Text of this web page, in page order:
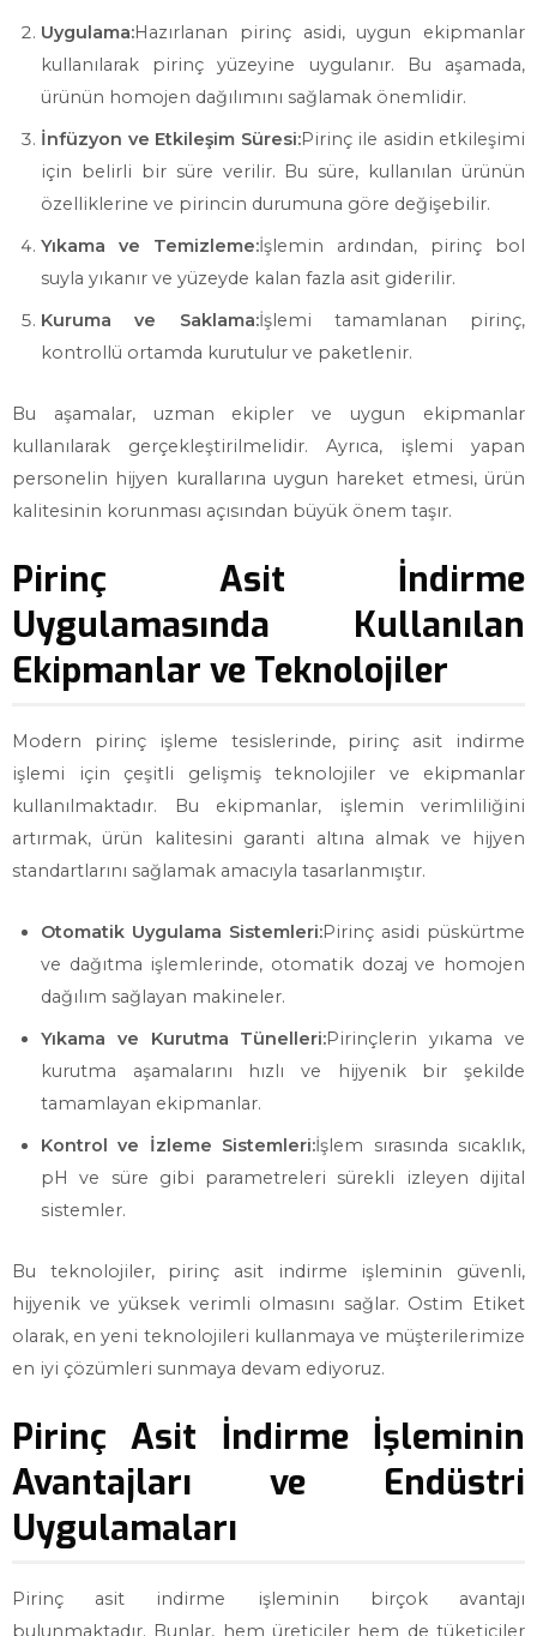
Uygulama:Hazırlanan pirinç asidi, uygun ekipmanlar
kullanılarak pirinç yüzeyine uygulanır. Bu aşamada,
ürünün homojen dağılımını sağlamak önemlidir.
İnfüzyon ve Etkileşim Süresi:Pirinç ile asidin etkileşimi
için belirli bir süre verilir. Bu süre, kullanılan ürünün
özelliklerine ve pirincin durumuna göre değişebilir.
Yıkama ve Temizleme:İşlemin ardından, pirinç bol
suyla yıkanır ve yüzeyde kalan fazla asit giderilir.
Kuruma ve Saklama:İşlemi tamamlanan pirinç,
kontrollü ortamda kurutulur ve paketlenir.
Bu aşamalar, uzman ekipler ve uygun ekipmanlar
kullanılarak gerçekleştirilmelidir. Ayrıca, işlemi yapan
personelin hijyen kurallarına uygun hareket etmesi, ürün
kalitesinin korunması açısından büyük önem taşır.
Pirinç Asit İndirme
Uygulamasında Kullanılan
Ekipmanlar ve Teknolojiler
Modern pirinç işleme tesislerinde, pirinç asit indirme
işlemi için çeşitli gelişmiş teknolojiler ve ekipmanlar
kullanılmaktadır. Bu ekipmanlar, işlemin verimliliğini
artırmak, ürün kalitesini garanti altına almak ve hijyen
standartlarını sağlamak amacıyla tasarlanmıştır.
Otomatik Uygulama Sistemleri:Pirinç asidi püskürtme
ve dağıtma işlemlerinde, otomatik dozaj ve homojen
dağılım sağlayan makineler.
Yıkama ve Kurutma Tünelleri:Pirinçlerin yıkama ve
kurutma aşamalarını hızlı ve hijyenik bir şekilde
tamamlayan ekipmanlar.
Kontrol ve İzleme Sistemleri:İşlem sırasında sıcaklık,
pH ve süre gibi parametreleri sürekli izleyen dijital
sistemler.
Bu teknolojiler, pirinç asit indirme işleminin güvenli,
hijyenik ve yüksek verimli olmasını sağlar. Ostim Etiket
olarak, en yeni teknolojileri kullanmaya ve müşterilerimize
en iyi çözümleri sunmaya devam ediyoruz.
Pirinç Asit İndirme İşleminin
Avantajları ve Endüstri
Uygulamaları
Pirinç asit indirme işleminin birçok avantajı
bulunmaktadır. Bunlar, hem üreticiler hem de tüketiciler